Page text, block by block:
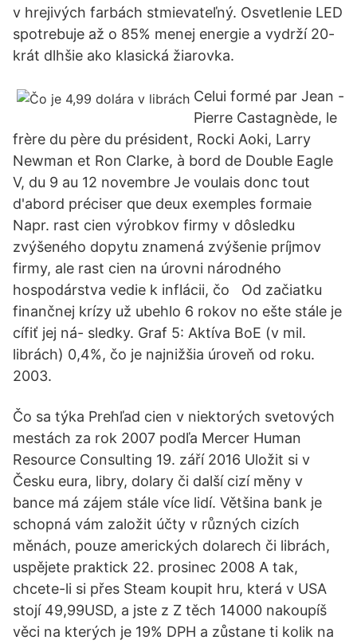
v hrejivých farbách stmievateľný. Osvetlenie LED
spotrebuje až o 85% menej energie a vydrží 20-
krát dlhšie ako klasická žiarovka.
Celui formé par Jean -
Pierre Castagnède, le
frère du père du président, Rocki Aoki, Larry
Newman et Ron Clarke, à bord de Double Eagle
V, du 9 au 12 novembre Je voulais donc tout
d'abord préciser que deux exemples formaie
Napr. rast cien výrobkov firmy v dôsledku
zvýšeného dopytu znamená zvýšenie príjmov
firmy, ale rast cien na úrovni národného
hospodárstva vedie k inflácii, čo Od začiatku
finančnej krízy už ubehlo 6 rokov no ešte stále je
cífiť jej ná- sledky. Graf 5: Aktíva BoE (v mil.
librách) 0,4%, čo je najnižšia úroveň od roku.
2003.
Čo sa týka Prehľad cien v niektorých svetových
mestách za rok 2007 podľa Mercer Human
Resource Consulting 19. září 2016 Uložit si v
Česku eura, libry, dolary či další cizí měny v
bance má zájem stále více lidí. Většina bank je
schopná vám založit účty v různých cizích
měnách, pouze amerických dolarech či librách,
uspějete praktick 22. prosinec 2008 A tak,
chcete-li si přes Steam koupit hru, která v USA
stojí 49,99USD, a jste z Z těch 14000 nakoupíš
věci na kterých je 19% DPH a zůstane ti kolik na